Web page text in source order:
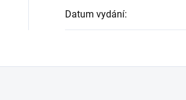
Datum vydání: